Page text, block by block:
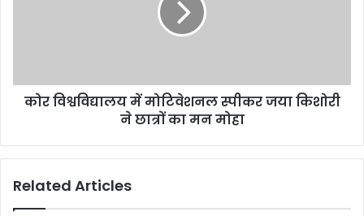
कोर विश्वविद्यालय में मोटिवेशनल स्पीकर जया किशोरी
ने छात्रों का मन मोहा
Related Articles